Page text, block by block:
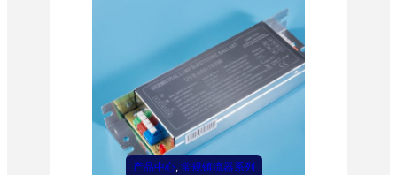
产品中心, 常规镇流器系列